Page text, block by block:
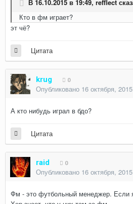
В 16.10.2015 в 19:49, refflect
Кто в фм играет?
эт чё?
Цитата
krug 0
Опубликовано 16 октября, 2015
А кто нибудь играл в бдо?
Цитата
raid 0
Опубликовано 16 октября, 2015
Фм - это футбольный менеджер. Если